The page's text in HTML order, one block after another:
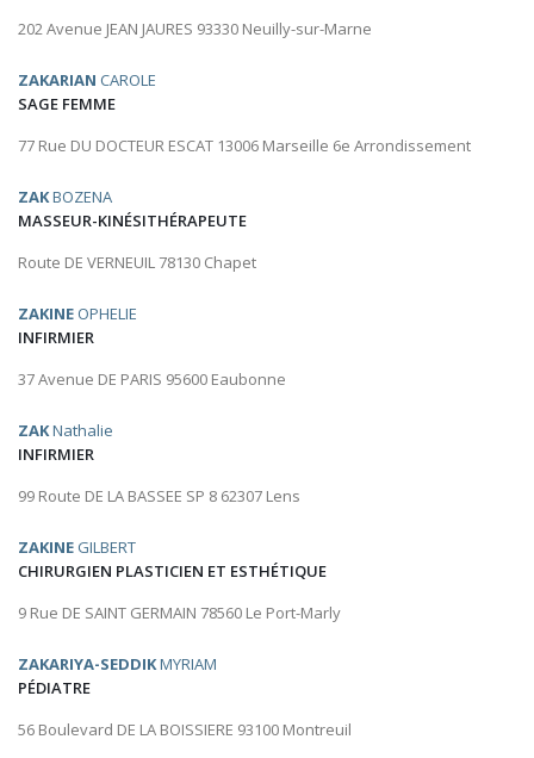
202 Avenue JEAN JAURES 93330 Neuilly-sur-Marne
ZAKARIAN CAROLE
SAGE FEMME
77 Rue DU DOCTEUR ESCAT 13006 Marseille 6e Arrondissement
ZAKBOZENA
MASSEUR-KINÉSITHÉRAPEUTE
Route DE VERNEUIL 78130 Chapet
ZAKINE OPHELIE
INFIRMIER
37 Avenue DE PARIS 95600 Eaubonne
ZAKNathalie
INFIRMIER
99 Route DE LA BASSEE SP 8 62307 Lens
ZAKINE GILBERT
CHIRURGIEN PLASTICIEN ET ESTHÉTIQUE
9 Rue DE SAINT GERMAIN 78560 Le Port-Marly
ZAKARIYA-SEDDIKMYRIAM
PÉDIATRE
56 Boulevard DE LA BOISSIERE 93100 Montreuil